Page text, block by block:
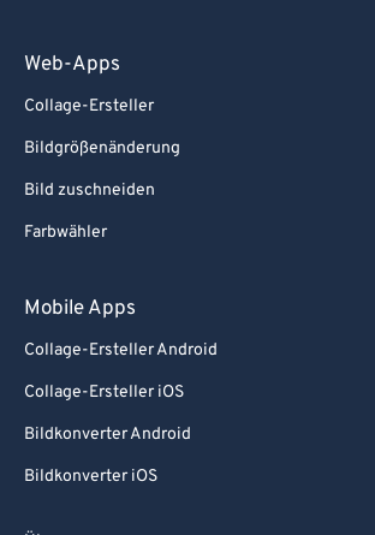
Web-Apps
Collage-Ersteller
Bildgrößenänderung
Bild zuschneiden
Farbwähler
Mobile Apps
Collage-Ersteller Android
Collage-Ersteller iOS
Bildkonverter Android
Bildkonverter iOS